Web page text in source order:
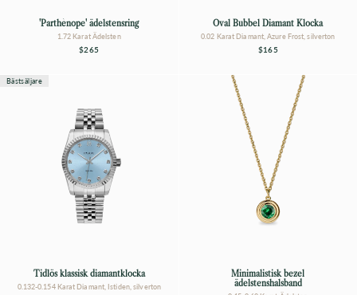
'Parthènope' ädelstensring
1.72 Karat Ädelsten
$265
Oval Bubbel Diamant Klocka
0.02 Karat Diamant, Azure Frost, silverton
$165
Bästsäljare
Tidlös klassisk diamantklocka
0.132-0.154 Karat Diamant, Istiden, silverton
Minimalistisk bezel
ädelstenshalsband